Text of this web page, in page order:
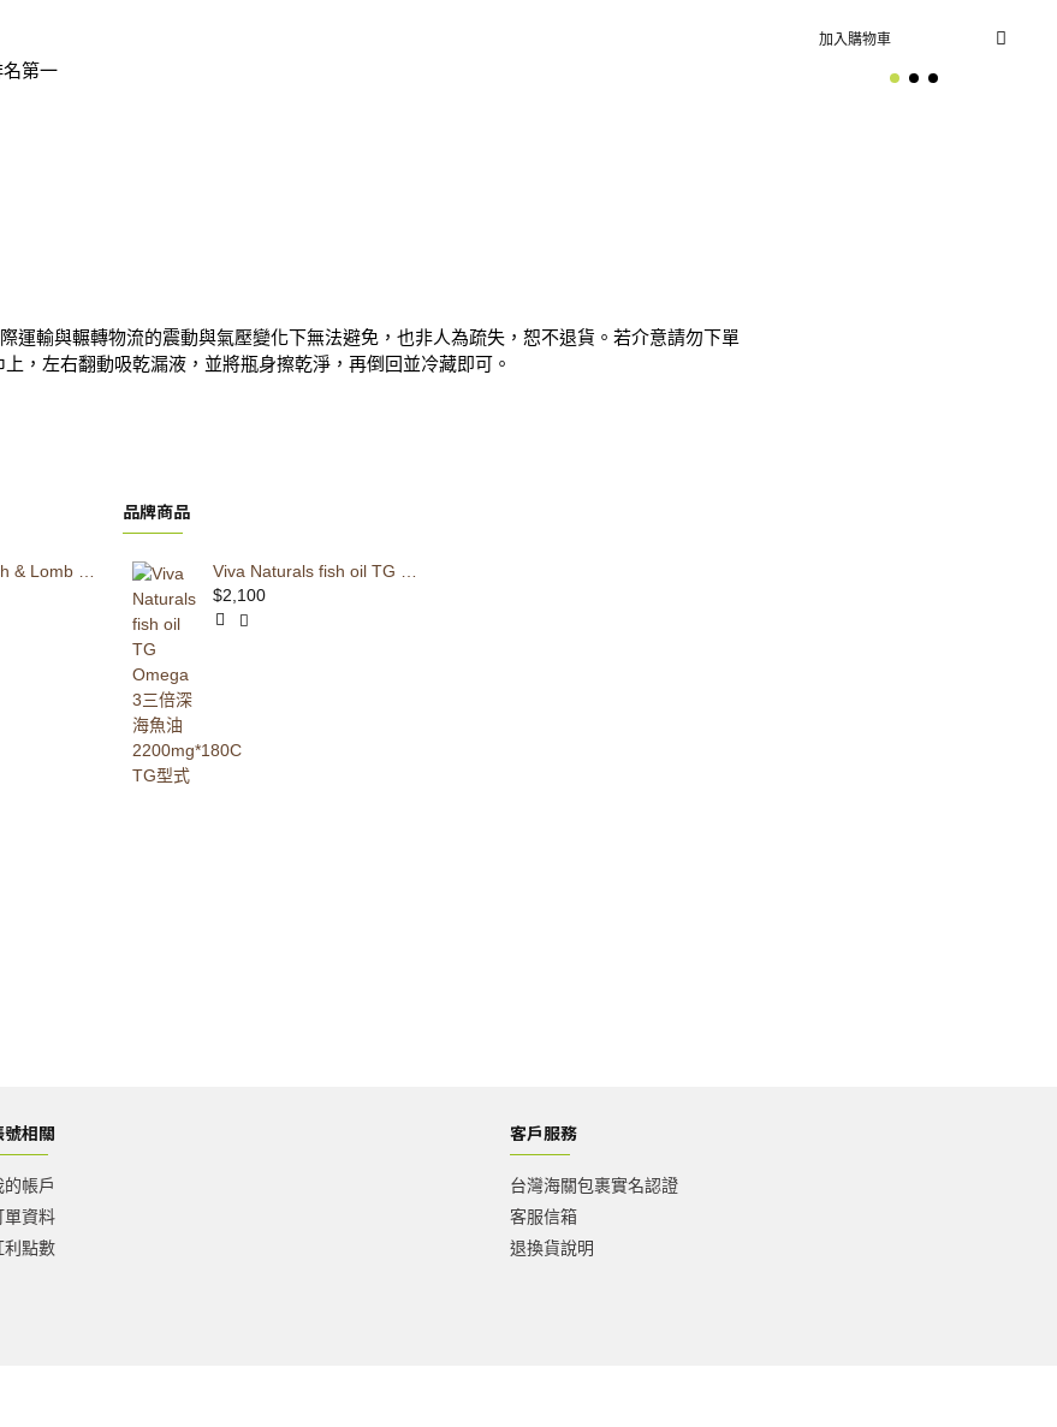
第一
運輸與輾轉物流的震動與氣壓變化下無法避免，也非人為疏失，恕不退貨。若介意請勿下單
，左右翻動吸乾漏液，並將瓶身擦乾淨，再倒回並冷藏即可。
$1,550
品牌商品
$2,100
加入購物車
號相關
的帳戶
單資料
利點數
客戶服務
台灣海關包裹實名認證
客服信箱
退換貨說明